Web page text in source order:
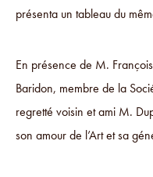
présenta un tableau du
En présence de M.
Baridon, membre de la
regretté voisin et ami M.
son amour de l’Art et sa